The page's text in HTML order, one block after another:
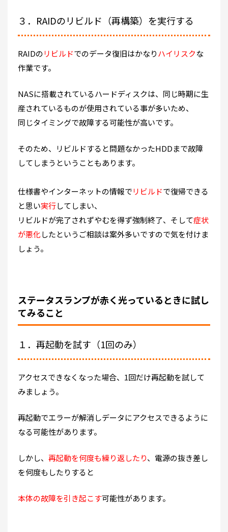
３．RAIDのリビルド（再構築）を実行する
RAIDのリビルドでのデータ復旧はかなりハイリスクな
作業です。
NASに搭載されているハードディスクは、同じ時期に生
産されているものが使用されている事が多いため、
同じタイミングで故障する可能性が高いです。
そのため、リビルドすると問題なかったHDDまで故障
してしまうということもあります。
仕様書やインターネットの情報でリビルドで復帰できる
と思い実行してしまい、
リビルドが完了されずやむを得ず強制終了、そして症状
が悪化したというご相談は案外多いですので気を付けま
しょう。
ステータスランプが赤く光っているときに試し
てみること
１．再起動を試す（1回のみ）
アクセスできなくなった場合、1回だけ再起動を試して
みましょう。
再起動でエラーが解消しデータにアクセスできるように
なる可能性があります。
しかし、 再起動を何度も繰り返したり、電源の抜き差し
を何度もしたりすると
本体の故障を引き起こす可能性があります。